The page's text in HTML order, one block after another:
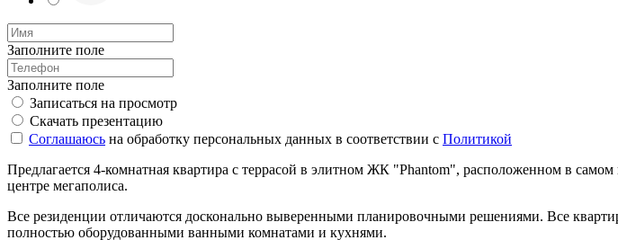
Заполните поле
Заполните поле
Записаться на просмотр
Скачать презентацию
Соглашаюсь на обработку персональных данных в соответствии с Политикой
Предлагается 4-комнатная квартира с террасой в элитном ЖК "Phantom", расположенном в
центре мегаполиса.
Все резиденции отличаются досконально выверенными планировочными решениями. Все
полностью оборудованными ванными комнатами и кухнями.